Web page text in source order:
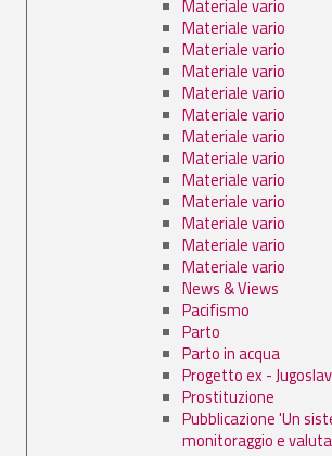
Materiale vario
Materiale vario
Materiale vario
Materiale vario
Materiale vario
Materiale vario
Materiale vario
Materiale vario
Materiale vario
Materiale vario
Materiale vario
Materiale vario
Materiale vario
News & Views
Pacifismo
Parto
Parto in acqua
Progetto ex -
Prostituzione
Pubblicazione 'Un
monitoraggio e